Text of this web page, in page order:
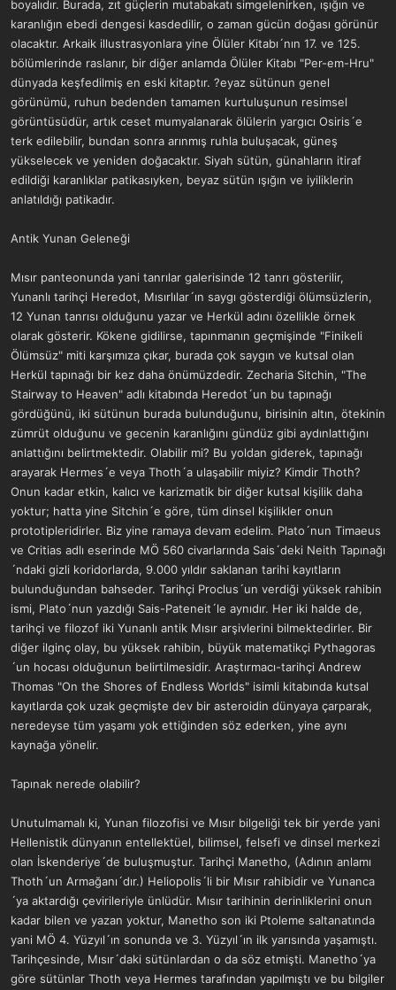
boyalıdır. Burada, zıt güçlerin mutabakatı simgelenirken, ışığın ve
karanlığın ebedi dengesi kasdedilir, o zaman gücün doğası görünür
olacaktır. Arkaik illustrasyonlara yine Ölüler Kitabı´nın 17. ve 125.
bölümlerinde raslanır, bir diğer anlamda Ölüler Kitabı "Per-em-Hru"
dünyada keşfedilmiş en eski kitaptır. ?eyaz sütünun genel
görünümü, ruhun bedenden tamamen kurtuluşunun resimsel
görüntüsüdür, artık ceset mumyalanarak ölülerin yargıcı Osiris´e
terk edilebilir, bundan sonra arınmış ruhla buluşacak, güneş
yükselecek ve yeniden doğacaktır. Siyah sütün, günahların itiraf
edildiği karanlıklar patikasıyken, beyaz sütün ışığın ve iyiliklerin
anlatıldığı patikadır.
Antik Yunan Geleneği
Mısır panteonunda yani tanrılar galerisinde 12 tanrı gösterilir,
Yunanlı tarihçi Heredot, Mısırlılar´ın saygı gösterdiği ölümsüzlerin,
12 Yunan tanrısı olduğunu yazar ve Herkül adını özellikle örnek
olarak gösterir. Kökene gidilirse, tapınmanın geçmişinde "Finikeli
Ölümsüz" miti karşımıza çıkar, burada çok saygın ve kutsal olan
Herkül tapınağı bir kez daha önümüzdedir. Zecharia Sitchin, "The
Stairway to Heaven" adlı kitabında Heredot´un bu tapınağı
gördüğünü, iki sütünun burada bulunduğunu, birisinin altın, ötekinin
zümrüt olduğunu ve gecenin karanlığını gündüz gibi aydınlattığını
anlattığını belirtmektedir. Olabilir mi? Bu yoldan giderek, tapınağı
arayarak Hermes´e veya Thoth´a ulaşabilir miyiz? Kimdir Thoth?
Onun kadar etkin, kalıcı ve karizmatik bir diğer kutsal kişilik daha
yoktur; hatta yine Sitchin´e göre, tüm dinsel kişilikler onun
prototipleridirler. Biz yine ramaya devam edelim. Plato´nun Timaeus
ve Critias adlı eserinde MÖ 560 civarlarında Sais´deki Neith Tapınağı
´ndaki gizli koridorlarda, 9.000 yıldır saklanan tarihi kayıtların
bulunduğundan bahseder. Tarihçi Proclus´un verdiği yüksek rahibin
ismi, Plato´nun yazdığı Sais-Pateneit´le aynıdır. Her iki halde de,
tarihçi ve filozof iki Yunanlı antik Mısır arşivlerini bilmektedirler. Bir
diğer ilginç olay, bu yüksek rahibin, büyük matematikçi Pythagoras
´un hocası olduğunun belirtilmesidir. Araştırmacı-tarihçi Andrew
Thomas "On the Shores of Endless Worlds" isimli kitabında kutsal
kayıtlarda çok uzak geçmişte dev bir asteroidin dünyaya çarparak,
neredeyse tüm yaşamı yok ettiğinden söz ederken, yine aynı
kaynağa yönelir.
Tapınak nerede olabilir?
Unutulmamalı ki, Yunan filozofisi ve Mısır bilgeliği tek bir yerde yani
Hellenistik dünyanın entellektüel, bilimsel, felsefi ve dinsel merkezi
olan İskenderiye´de buluşmuştur. Tarihçi Manetho, (Adının anlamı
Thoth´un Armağanı´dır.) Heliopolis´li bir Mısır rahibidir ve Yunanca
´ya aktardığı çevirileriyle ünlüdür. Mısır tarihinin derinliklerini onun
kadar bilen ve yazan yoktur, Manetho son iki Ptoleme saltanatında
yani MÖ 4. Yüzyıl´ın sonunda ve 3. Yüzyıl´ın ilk yarısında yaşamıştı.
Tarihçesinde, Mısır´daki sütünlardan o da söz etmişti. Manetho´ya
göre sütünlar Thoth veya Hermes tarafından yapılmıştı ve bu bilgiler